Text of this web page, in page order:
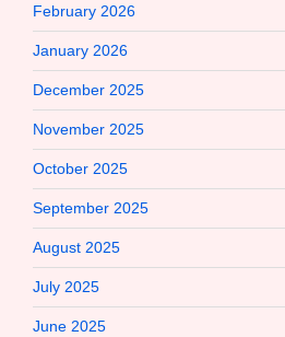
February 2026
January 2026
December 2025
November 2025
October 2025
September 2025
August 2025
July 2025
June 2025